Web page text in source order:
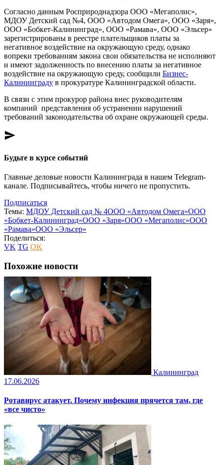
Согласно данным Росприроднадзора ООО «Мегаполис»,
МДОУ Детский сад №4, ООО «Автодом Омега», ООО «Заря»,
ООО «Бобкет-Калининград», ООО «Рамава», ООО «Эльсер»
зарегистрированы в реестре плательщиков платы за
негативное воздействие на окружающую среду, однако
вопреки требованиям закона свои обязательства не исполняют
и имеют задолженность по внесению платы за негативное
воздействие на окружающую среду, сообщили Бизнес-
Калининграду в прокуратуре Калининградской области.
В связи с этим прокурор района внес руководителям
компаний представления об устранении нарушений
требований законодательства об охране окружающей среды.
send
Будьте в курсе событий
Главные деловые новости Калининграда в нашем Telegram-
канале. Подписывайтесь, чтобы ничего не пропустить.
Подписаться
Темы: МДОУ Детский сад № 4ООО «Автодом Омега»ООО
«Бобкет-Калининград»ООО «Заря»ООО «Мегаполис»ООО
«Рамава»ООО «Эльсер»
Поделиться:
VK TG OK
Похожие новости
Калининград
17.06.2026
Ротавирус атакует. Почему инфекция прячется там, где
«все чисто»